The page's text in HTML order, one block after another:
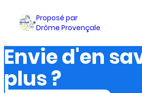
Proposé par
Drôme Provençale
Envie d'en
plus ?